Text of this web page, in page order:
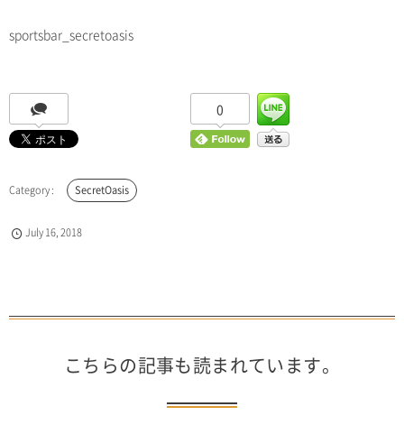
sportsbar_secretoasis
0
SecretOasis
July16,2018
こちらの記事も読まれています。